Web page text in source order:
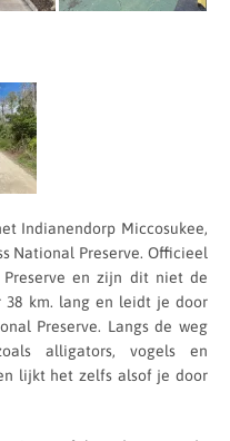
Indianendorp Miccosukee,
National Preserve. Officieel
en zijn dit niet de
38 km. lang en leidt je door
Preserve. Langs de weg
alligators, vogels en
lijkt het zelfs alsof je door